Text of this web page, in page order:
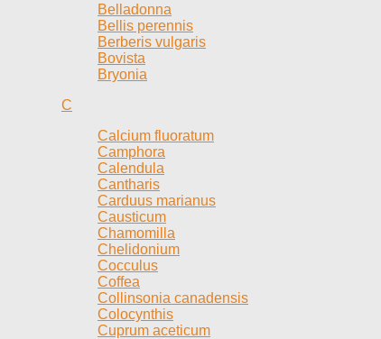
Belladonna
Bellis perennis
Berberis vulgaris
Bovista
Bryonia
C
Calcium fluoratum
Camphora
Calendula
Cantharis
Carduus marianus
Causticum
Chamomilla
Chelidonium
Cocculus
Coffea
Collinsonia canadensis
Colocynthis
Cuprum aceticum